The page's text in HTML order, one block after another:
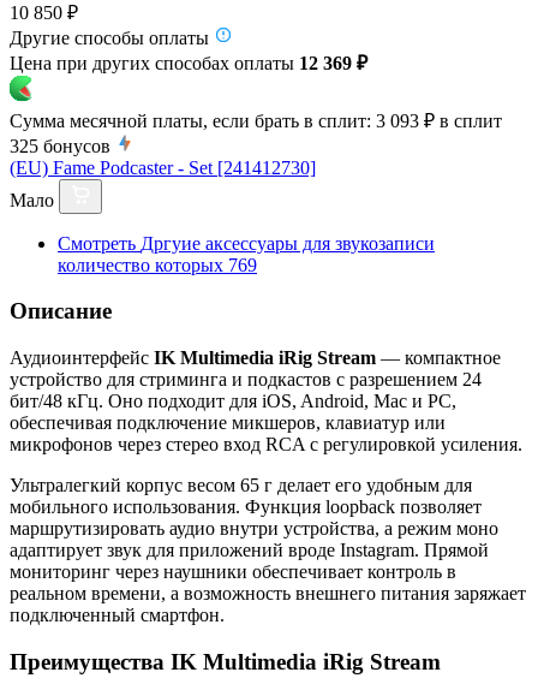
10 850 ₽
Другие способы оплаты
Цена при других способах оплаты 12 369 ₽
Сумма месячной платы, если брать в сплит: 3 093 ₽ в сплит
325 бонусов
(EU) Fame Podcaster - Set [241412730]
Мало
Смотреть Дргуие аксессуары для звукозаписи
количество которых 769
Описание
Аудиоинтерфейс IK Multimedia iRig Stream — компактное
устройство для стриминга и подкастов с разрешением 24
бит/48 кГц. Оно подходит для iOS, Android, Mac и PC,
обеспечивая подключение микшеров, клавиатур или
микрофонов через стерео вход RCA с регулировкой усиления.
Ультралегкий корпус весом 65 г делает его удобным для
мобильного использования. Функция loopback позволяет
маршрутизировать аудио внутри устройства, а режим моно
адаптирует звук для приложений вроде Instagram. Прямой
мониторинг через наушники обеспечивает контроль в
реальном времени, а возможность внешнего питания заряжает
подключенный смартфон.
Преимущества IK Multimedia iRig Stream